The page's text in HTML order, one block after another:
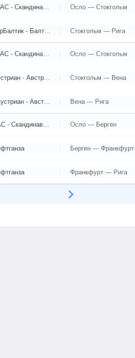
- Скандинавские Авиалинии Осло — Стокгольм
- Балтийские авиалинии Стокгольм — Рига
- Скандинавские Авиалинии Осло — Стокгольм
- Австрийские авиалинии Стокгольм — Вена
- Австрийские авиалинии Вена — Рига
Авиалинии Осло — Берген
Берген — Франкфурт
Франкфурт — Рига